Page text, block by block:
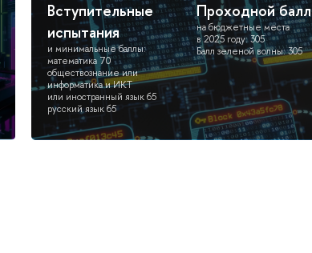
Вступительные
испытания
и минимальные баллы:
математика 70
обществознание или
информатика и ИКТ
или иностранный язык 65
русский язык 65
Проходной балл
на бюджетные места
в 2025 году: 305
Балл зеленой волны: 305